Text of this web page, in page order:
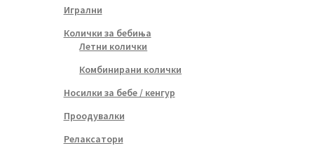
Игрални
Колички за бебиња
Летни колички
Комбинирани колички
Носилки за бебе / кенгур
Проодувалки
Релаксатори